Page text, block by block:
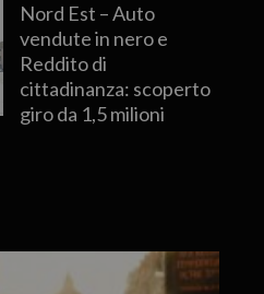
Nord Est – Auto
vendute in nero e
Reddito di
cittadinanza: scoperto
giro da 1,5 milioni